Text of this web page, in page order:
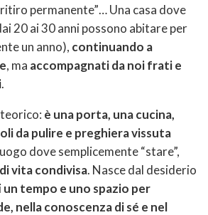
permanente”… Una casa dove
20 ai 30 anni possono abitare per
un anno), continuando a
, ma accompagnati da noi frati e
.
è una porta, una cucina,
da pulire e preghiera vissuta
dove semplicemente “stare”,
vita condivisa. Nasce dal desiderio
un tempo e uno spazio per
nella conoscenza di sé e nel